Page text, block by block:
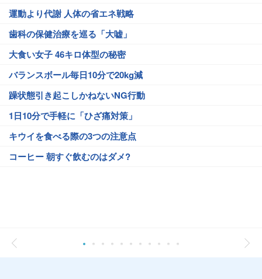
運動より代謝 人体の省エネ戦略
歯科の保健治療を巡る「大嘘」
大食い女子 46キロ体型の秘密
バランスボール毎日10分で20kg減
躁状態引き起こしかねないNG行動
1日10分で手軽に「ひざ痛対策」
キウイを食べる際の3つの注意点
コーヒー 朝すぐ飲むのはダメ?